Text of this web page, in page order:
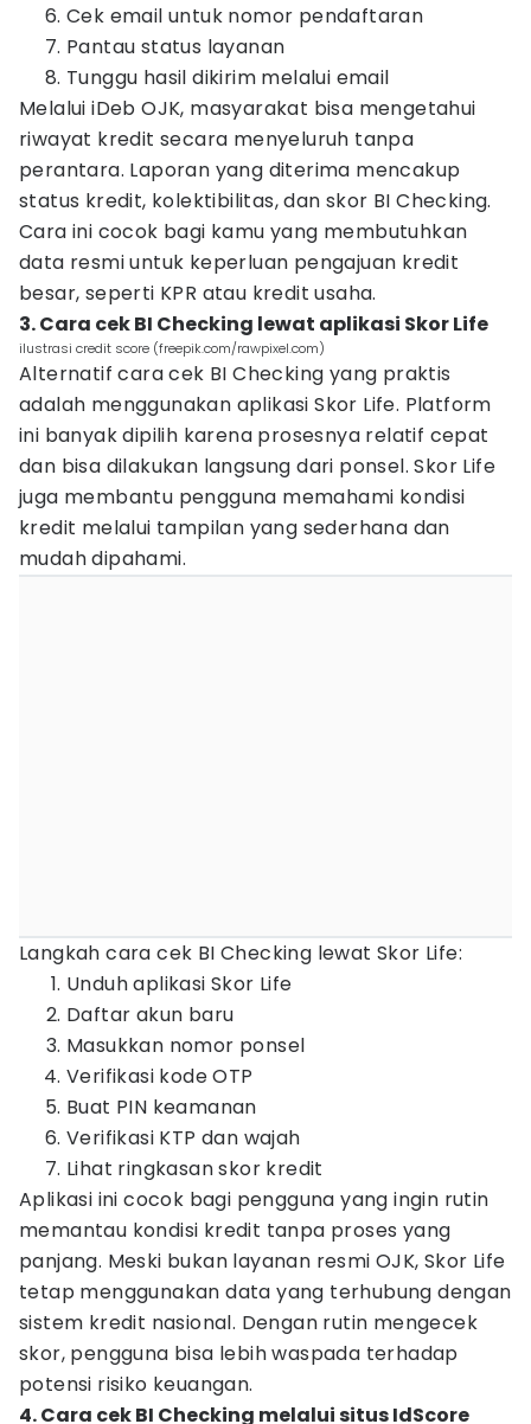
Cek email untuk nomor pendaftaran
Pantau status layanan
Tunggu hasil dikirim melalui email
Melalui iDeb OJK, masyarakat bisa mengetahui
riwayat kredit secara menyeluruh tanpa
perantara. Laporan yang diterima mencakup
status kredit, kolektibilitas, dan skor BI Checking.
Cara ini cocok bagi kamu yang membutuhkan
data resmi untuk keperluan pengajuan kredit
besar, seperti KPR atau kredit usaha.
3. Cara cek BI Checking lewat aplikasi Skor Life
ilustrasi credit score (freepik.com/rawpixel.com)
Alternatif cara cek BI Checking yang praktis
adalah menggunakan aplikasi Skor Life. Platform
ini banyak dipilih karena prosesnya relatif cepat
dan bisa dilakukan langsung dari ponsel. Skor Life
juga membantu pengguna memahami kondisi
kredit melalui tampilan yang sederhana dan
mudah dipahami.
Langkah cara cek BI Checking lewat Skor Life:
Unduh aplikasi Skor Life
Daftar akun baru
Masukkan nomor ponsel
Verifikasi kode OTP
Buat PIN keamanan
Verifikasi KTP dan wajah
Lihat ringkasan skor kredit
Aplikasi ini cocok bagi pengguna yang ingin rutin
memantau kondisi kredit tanpa proses yang
panjang. Meski bukan layanan resmi OJK, Skor Life
tetap menggunakan data yang terhubung dengan
sistem kredit nasional. Dengan rutin mengecek
skor, pengguna bisa lebih waspada terhadap
potensi risiko keuangan.
4. Cara cek BI Checking melalui situs IdScore